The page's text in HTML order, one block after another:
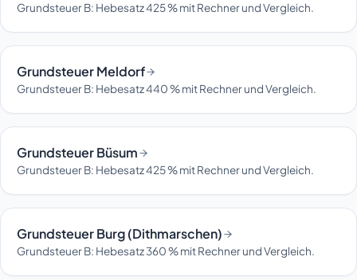
Grundsteuer B: Hebesatz 425 % mit Rechner und Vergleich.
Grundsteuer Meldorf
Grundsteuer B: Hebesatz 440 % mit Rechner und Vergleich.
Grundsteuer Büsum
Grundsteuer B: Hebesatz 425 % mit Rechner und Vergleich.
Grundsteuer Burg (Dithmarschen)
Grundsteuer B: Hebesatz 360 % mit Rechner und Vergleich.